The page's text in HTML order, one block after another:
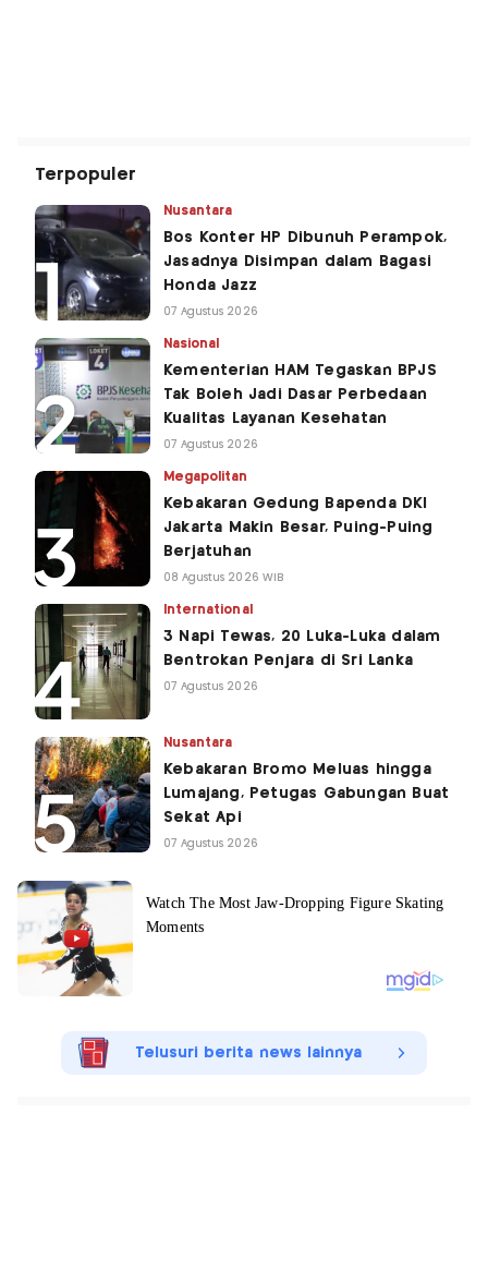
Terpopuler
Nusantara
Bos Konter HP Dibunuh Perampok,
Jasadnya Disimpan dalam Bagasi
Honda Jazz
07 Agustus 2026
Nasional
Kementerian HAM Tegaskan BPJS
Tak Boleh Jadi Dasar Perbedaan
Kualitas Layanan Kesehatan
07 Agustus 2026
Megapolitan
Kebakaran Gedung Bapenda DKI
Jakarta Makin Besar, Puing-Puing
Berjatuhan
08 Agustus 2026 WIB
International
3 Napi Tewas, 20 Luka-Luka dalam
Bentrokan Penjara di Sri Lanka
07 Agustus 2026
Nusantara
Kebakaran Bromo Meluas hingga
Lumajang, Petugas Gabungan Buat
Sekat Api
07 Agustus 2026
Telusuri berita news lainnya